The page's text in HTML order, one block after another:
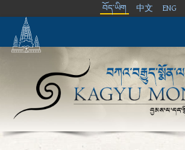
བོད་ཡིག 中文 ENG